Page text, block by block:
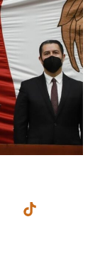
Abrir